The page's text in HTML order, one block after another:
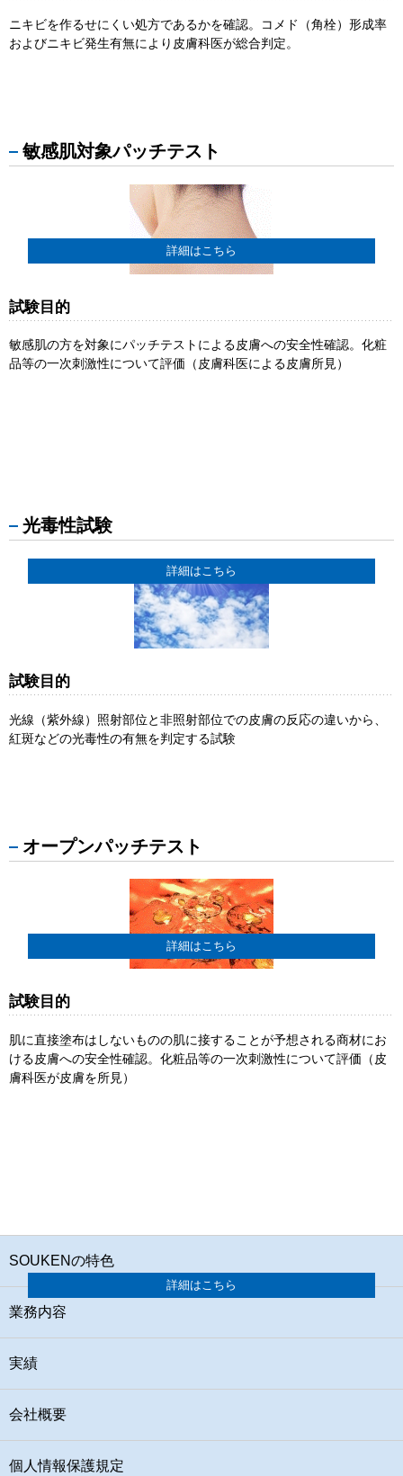
ニキビを作るせにくい処方であるかを確認。コメド（角栓）形成率
およびニキビ発生有無により皮膚科医が総合判定。
詳細はこちら
敏感肌対象パッチテスト
試験目的
敏感肌の方を対象にパッチテストによる皮膚への安全性確認。化粧
品等の一次刺激性について評価（皮膚科医による皮膚所見）
詳細はこちら
光毒性試験
試験目的
光線（紫外線）照射部位と非照射部位での皮膚の反応の違いから、
紅斑などの光毒性の有無を判定する試験
詳細はこちら
オープンパッチテスト
試験目的
肌に直接塗布はしないものの肌に接することが予想される商材にお
ける皮膚への安全性確認。化粧品等の一次刺激性について評価（皮
膚科医が皮膚を所見）
詳細はこちら
SOUKENの特色
業務内容
実績
会社概要
個人情報保護規定